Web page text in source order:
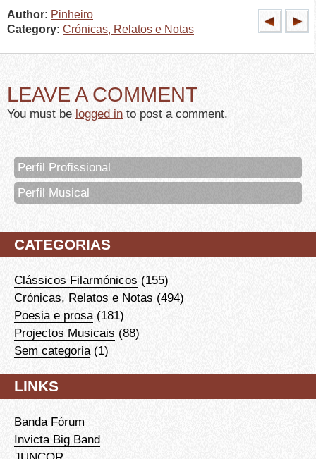
Author: Pinheiro
Category: Crónicas, Relatos e Notas
LEAVE A COMMENT
You must be logged in to post a comment.
Perfil Profissional
Perfil Musical
CATEGORIAS
Clássicos Filarmónicos (155)
Crónicas, Relatos e Notas (494)
Poesia e prosa (181)
Projectos Musicais (88)
Sem categoria (1)
LINKS
Banda Fórum
Invicta Big Band